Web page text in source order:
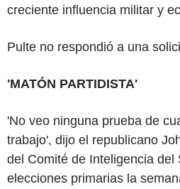
creciente influencia militar y
Pulte no respondió a una
'MATÓN PARTIDISTA'
'No veo ninguna prueba de
trabajo', dijo el republicano
del Comité de Inteligencia del
elecciones primarias la